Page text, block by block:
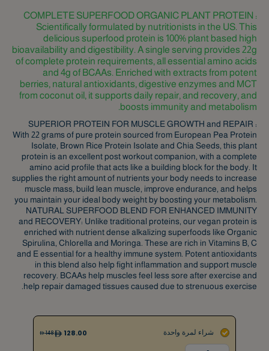
COMPLETE SUPERFOOD ORGANIC PLANT PROTEIN :
Scientifically formulated by nutritionists in the US. This
delicious superfood protein is 100% plant based high
bioavailability and digestibility. A single serving provides 22g
of complete protein requirements, all essential amino acids
and 4g of BCAAs. Enriched with extracts from potent
berries, natural antioxidants, digestive enzymes and MCT
from coconut oil, it supports daily repair, and recovery, and
boosts immunity and metabolism.
SUPERIOR PROTEIN FOR MUSCLE GROWTH and REPAIR :
With 22 grams of pure protein sourced from European Pea Protein
Isolate, Brown Rice Protein Isolate and Chia Seeds, this plant
protein is an excellent post workout companion, with a complete
amino acid profile that acts like a building block for the body. It
supplies the right amount of nutrients your body needs to increase
muscle mass, build lean muscle, improve endurance, and helps
you maintain your ideal body weight by boosting your metabolism.
NATURAL SUPERFOOD BLEND FOR ENHANCED IMMUNITY
and RECOVERY: Unlike traditional proteins, our vegan protein is
enriched with nutrient dense alkalizing superfoods like Organic
Spirulina, Chlorella and Moringa. These are rich in Vitamins B, C
and E essential for a healthy immune system. Potent antioxidants
in this blend also help fight inflammation and support muscle
recovery. BCAAs help muscles feel less sore after exercise and
help repair damaged tissues caused due to strenuous exercise.
شراء لمرة واحدة 128.00
148